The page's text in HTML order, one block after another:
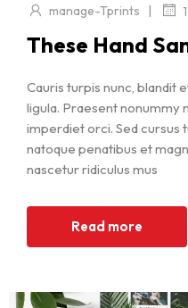
manage-Tprints |
These Hand
Cauris turpis nunc, blandit
ligula. Praesent nonummy
imperdiet orci. Sed cursus
natoque penatibus et
nascetur ridiculus mus
Read more